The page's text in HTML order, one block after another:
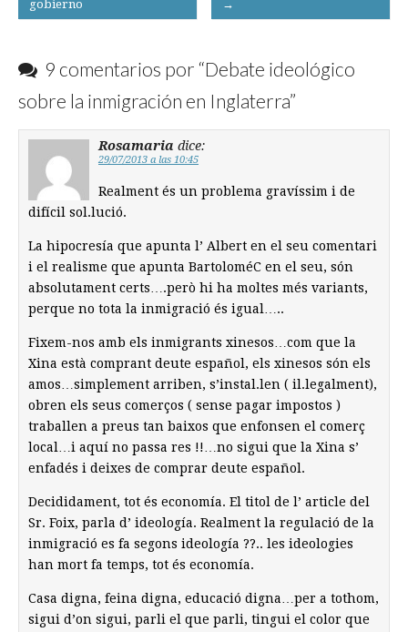
navigation
gobierno →
9 comentarios por “Debate ideológico
sobre la inmigración en Inglaterra”
Rosamaria dice:
29/07/2013 a las 10:45
Realment és un problema gravíssim i de
difícil sol.lució.
La hipocresía que apunta l’ Albert en el seu comentari
i el realisme que apunta BartoloméC en el seu, són
absolutament certs….però hi ha moltes més variants,
perque no tota la inmigració és igual…..
Fixem-nos amb els inmigrants xinesos…com que la
Xina està comprant deute español, els xinesos són els
amos…simplement arriben, s’instal.len ( il.legalment),
obren els seus comerços ( sense pagar impostos )
traballen a preus tan baixos que enfonsen el comerç
local…i aquí no passa res !!…no sigui que la Xina s’
enfadés i deixes de comprar deute español.
Decididament, tot és economía. El titol de l’ article del
Sr. Foix, parla d’ ideología. Realment la regulació de la
inmigració es fa segons ideología ??.. les ideologies
han mort fa temps, tot és economía.
Casa digna, feina digna, educació digna…per a tothom,
sigui d’on sigui, parli el que parli, tingui el color que